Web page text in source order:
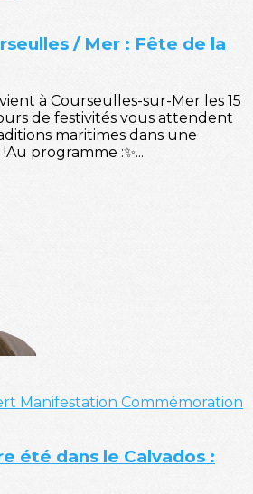
/ Mer : Fête de la
à Courseulles-sur-Mer les 15
de festivités vous attendent
maritimes dans une
programme :✨...
Manifestation Commémoration
été dans le Calvados :